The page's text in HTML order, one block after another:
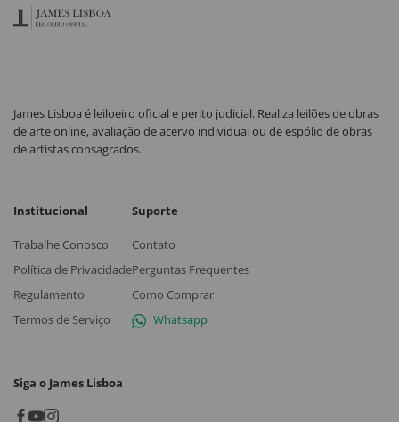
James Lisboa é leiloeiro oficial e perito judicial. Realiza leilões de obras
de arte online, avaliação de acervo individual ou de espólio de obras
de artistas consagrados.
Institucional
Trabalhe Conosco
Política de Privacidade
Regulamento
Termos de Serviço
Suporte
Contato
Perguntas Frequentes
Como Comprar
Whatsapp
Siga o James Lisboa